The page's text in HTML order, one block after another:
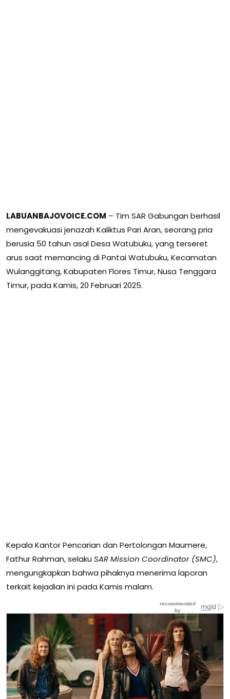
LABUANBAJOVOICE.COM – Tim SAR Gabungan berhasil
mengevakuasi jenazah Kaliktus Pari Aran, seorang pria
berusia 50 tahun asal Desa Watubuku, yang terseret
arus saat memancing di Pantai Watubuku, Kecamatan
Wulanggitang, Kabupaten Flores Timur, Nusa Tenggara
Timur, pada Kamis, 20 Februari 2025.
Kepala Kantor Pencarian dan Pertolongan Maumere,
Fathur Rahman, selaku SAR Mission Coordinator (SMC),
mengungkapkan bahwa pihaknya menerima laporan
terkait kejadian ini pada Kamis malam.